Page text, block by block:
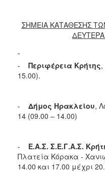
ΣΗΜΕΙΑ ΚΑΤΑΘΕΣΗΣ
- Περιφέρεια Κρήτης
15.00).
- Δήμος Ηρακλείου,
14 (09.00 – 14.00)
- Ε.Α.Σ. Σ.Ε.Γ.Α.Σ.
Πλατεία Κόρακα -
14.00 και 17.00 μέχρι